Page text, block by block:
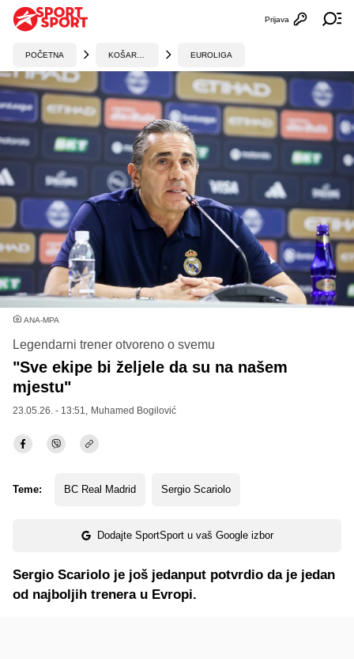
Otvori
Prijava
POČETNA EUROLIGA
ANA-MPA
Legendarni trener otvoreno o svemu
"Sve ekipe bi željele da su na našem
mjestu"
23.05.26. - 13:51, Muhamed Bogilović
Teme: BC Real Madrid Sergio Scariolo
Dodajte SportSport u vaš Google izbor
Sergio Scariolo je još jedanput potvrdio da je jedan
od najboljih trenera u Evropi.